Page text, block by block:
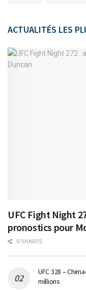
ACTUALITÉS LES
UFC Fight Night
pronostics pour
0 SHARES
UFC 328 –
millions